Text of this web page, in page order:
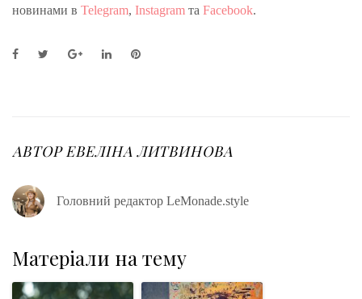
новинами в Telegram, Instagram та Facebook.
o
k
r
+
I
n
s
АВТОР ЕВЕЛІНА ЛИТВИНОВА
Головний редактор LeMonade.style
Матеріали на тему